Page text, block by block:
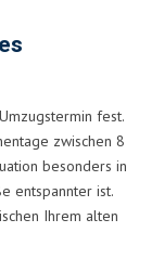
fest.
zwischen 8
besonders in
entspannter ist.
Ihrem alten